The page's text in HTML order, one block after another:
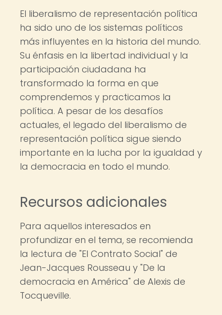
El liberalismo de representación política
ha sido uno de los sistemas políticos
más influyentes en la historia del mundo.
Su énfasis en la libertad individual y la
participación ciudadana ha
transformado la forma en que
comprendemos y practicamos la
política. A pesar de los desafíos
actuales, el legado del liberalismo de
representación política sigue siendo
importante en la lucha por la igualdad y
la democracia en todo el mundo.
Recursos adicionales
Para aquellos interesados en
profundizar en el tema, se recomienda
la lectura de "El Contrato Social" de
Jean-Jacques Rousseau y "De la
democracia en América" de Alexis de
Tocqueville.